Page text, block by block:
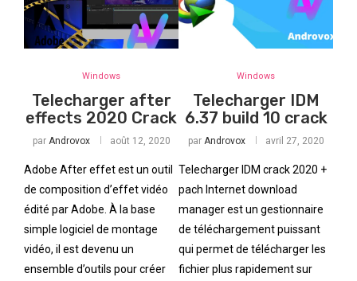
Windows
Telecharger after
effects 2020 Crack
par Androvox août 12, 2020
Adobe After effet est un outil
de composition d’effet vidéo
édité par Adobe. À la base
simple logiciel de montage
vidéo, il est devenu un
ensemble d’outils pour créer
Windows
Telecharger IDM
6.37 build 10 crack
par Androvox avril 27, 2020
Telecharger IDM crack 2020 +
pach Internet download
manager est un gestionnaire
de téléchargement puissant
qui permet de télécharger les
fichier plus rapidement sur